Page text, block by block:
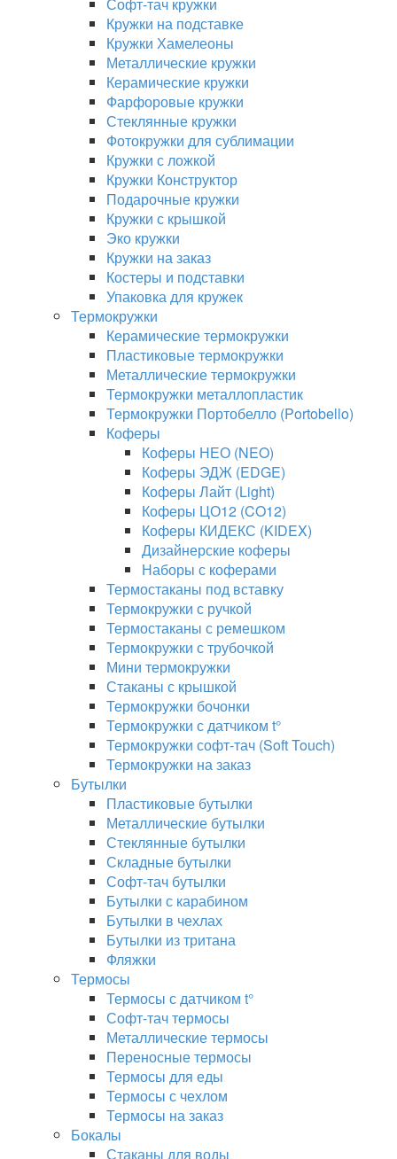
Кружки на подставке
Кружки Хамелеоны
Металлические кружки
Керамические кружки
Фарфоровые кружки
Стеклянные кружки
Фотокружки для сублимации
Кружки с ложкой
Кружки Конструктор
Подарочные кружки
Кружки с крышкой
Эко кружки
Кружки на заказ
Костеры и подставки
Упаковка для кружек
Термокружки
Керамические термокружки
Пластиковые термокружки
Металлические термокружки
Термокружки металлопластик
Термокружки Портобелло (Portobello)
Коферы
Коферы НЕО (NEO)
Коферы ЭДЖ (EDGE)
Коферы Лайт (Light)
Коферы ЦО12 (CO12)
Коферы КИДЕКС (KIDEX)
Дизайнерские коферы
Наборы с коферами
Термостаканы под вставку
Термокружки с ручкой
Термостаканы с ремешком
Термокружки с трубочкой
Мини термокружки
Стаканы с крышкой
Термокружки бочонки
Термокружки с датчиком t°
Термокружки софт-тач (Soft Touch)
Термокружки на заказ
Бутылки
Пластиковые бутылки
Металлические бутылки
Стеклянные бутылки
Складные бутылки
Софт-тач бутылки
Бутылки с карабином
Бутылки в чехлах
Бутылки из тритана
Фляжки
Термосы
Термосы с датчиком t°
Софт-тач термосы
Металлические термосы
Переносные термосы
Термосы для еды
Термосы с чехлом
Термосы на заказ
Бокалы
Стаканы для воды